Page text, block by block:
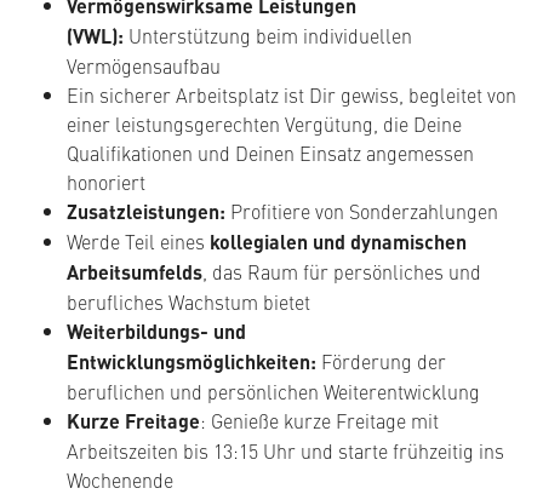
(VWL): Unterstützung beim individuellen
Vermögensaufbau
Ein sicherer Arbeitsplatz ist Dir gewiss, begleitet von
einer leistungsgerechten Vergütung, die Deine
Qualifikationen und Deinen Einsatz angemessen
honoriert
Zusatzleistungen: Profitiere von Sonderzahlungen
Werde Teil eines kollegialen und dynamischen
Arbeitsumfelds , das Raum für persönliches und
berufliches Wachstum bietet
Weiterbildungs- und
Entwicklungsmöglichkeiten: Förderung der
beruflichen und persönlichen Weiterentwicklung
Kurze Freitage: Genieße kurze Freitage mit
Arbeitszeiten bis 13:15 Uhr und starte frühzeitig ins
Wochenende